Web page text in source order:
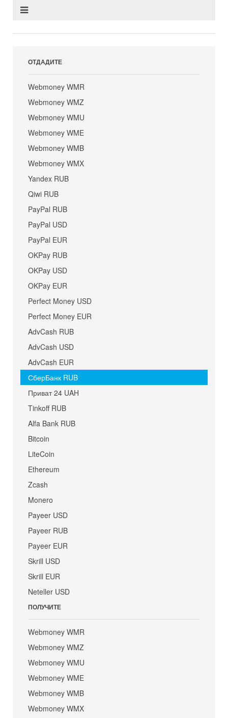
ОТДАДИТЕ
Webmoney WMR
Webmoney WMZ
Webmoney WMU
Webmoney WME
Webmoney WMB
Webmoney WMX
Yandex RUB
Qiwi RUB
PayPal RUB
PayPal USD
PayPal EUR
OKPay RUB
OKPay USD
OKPay EUR
Perfect Money USD
Perfect Money EUR
AdvCash RUB
AdvCash USD
AdvCash EUR
СберБанк RUB
Приват 24 UAH
Tinkoff RUB
Alfa Bank RUB
Bitcoin
LiteCoin
Ethereum
Zcash
Monero
Payeer USD
Payeer RUB
Payeer EUR
Skrill USD
Skrill EUR
Neteller USD
ПОЛУЧИТЕ
Webmoney WMR
Webmoney WMZ
Webmoney WMU
Webmoney WME
Webmoney WMB
Webmoney WMX